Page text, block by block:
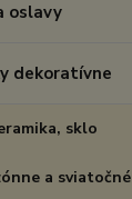
oslavy
dekoratívne
sklo
a sviatočné